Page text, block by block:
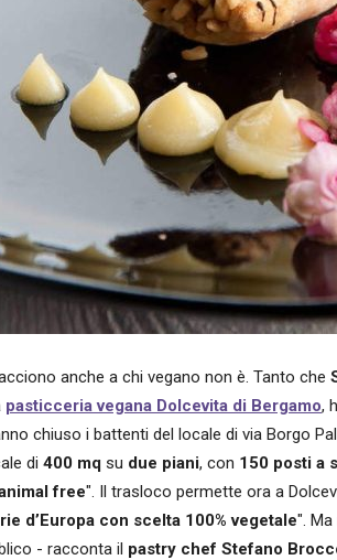
anche a chi vegano non è. Tanto che
pasticceria vegana Dolcevita di Bergamo,
chiuso i battenti del locale di via Borgo
di 400 mq su due piani, con 150 posti a
free". Il trasloco permette ora a
d’Europa con scelta 100% vegetale".
- racconta il pastry chef Stefano